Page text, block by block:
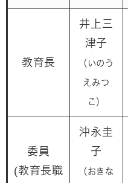
教育長
井上三
津子
（いのう
えみつ
こ）
委員
(教育長職
沖永圭
子
（おきな